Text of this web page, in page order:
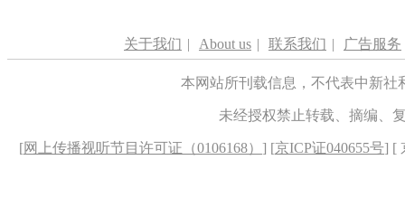
关于我们 | About us | 联系我们 | 广告服务
本网站所刊载信息，不代表中新
未经授权禁止转载、摘编、
[网上传播视听节目许可证（0106168） ] [京ICP证040655号] [